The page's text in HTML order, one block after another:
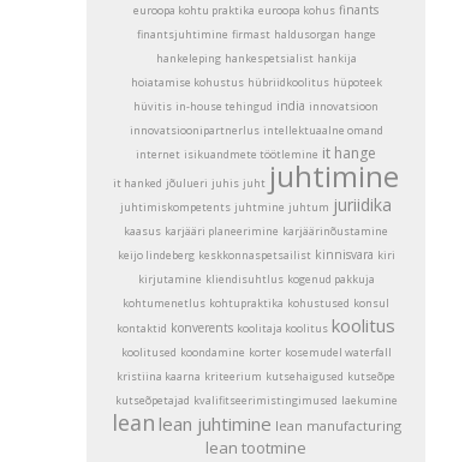
euroopa kohtu praktika euroopa kohus finants
finantsjuhtimine firmast haldusorgan hange
hankeleping hankespetsialist hankija
hoiatamise kohustus hübriidkoolitus hüpoteek
hüvitis in-house tehingud india innovatsioon
innovatsioonipartnerlus intellektuaalne omand
internet isikuandmete töötlemine it hange
it hanked jõulueri juhis juht juhtimine
juhtimiskompetents juhtmine juhtum juriidika
kaasus karjääri planeerimine karjäärinõustamine
keijo lindeberg keskkonnaspetsailist kinnisvara kiri
kirjutamine kliendisuhtlus kogenud pakkuja
kohtumenetlus kohtupraktika kohustused konsul
kontaktid konverents koolitaja koolitus koolitus
koolitused koondamine korter kosemudel waterfall
kristiina kaarna kriteerium kutsehaigused kutseõpe
kutseõpetajad kvalifitseerimistingimused laekumine
lean lean juhtimine lean manufacturing
lean tootmine